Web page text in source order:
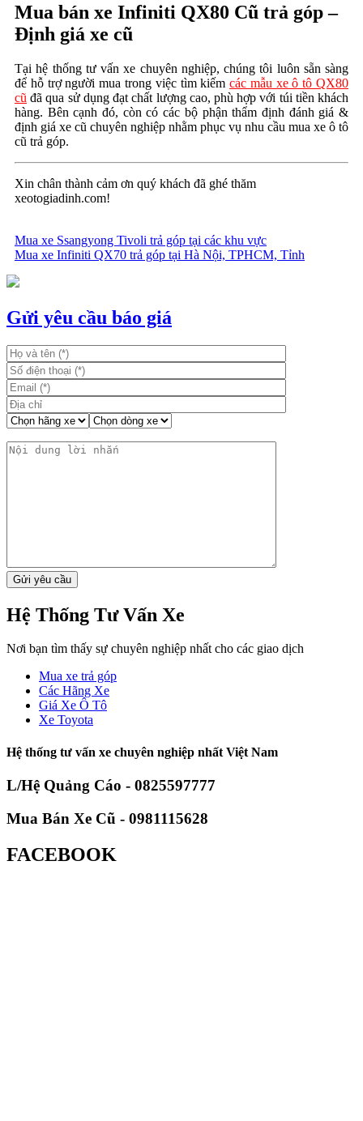
Mua bán xe Infiniti QX80 Cũ trả góp –
Định giá xe cũ
Tại hệ thống tư vấn xe chuyên nghiệp, chúng tôi luôn sẵn sàng
để hỗ trợ người mua trong việc tìm kiếmcác mẫu xe ô tô QX80
cũ đã qua sử dụng đạt chất lượng cao, phù hợp với túi tiền khách
hàng. Bên cạnh đó, còn có các bộ phận thẩm định đánh giá &
định giá xe cũ chuyên nghiệp nhằm phục vụ nhu cầu mua xe ô tô
cũ trả góp.
Xin chân thành cảm ơn quý khách đã ghé thăm
xeotogiadinh.com!
Điều
hướng
viết
Mua xe Ssangyong Tivoli trả góp tại các khu vực
Mua xe Infiniti QX70 trả góp tại Hà Nội, TPHCM, Tỉnh
Gửi yêu cầu báo giá
Hệ Thống Tư Vấn Xe
Nơi bạn tìm thấy sự chuyên nghiệp nhất cho các giao dịch
Mua xe trả góp
Các Hãng Xe
Giá Xe Ô Tô
Xe Toyota
Hệ thống tư vấn xe chuyên nghiệp nhất Việt Nam
L/Hệ Quảng Cáo - 0825597777
Mua Bán Xe Cũ - 0981115628
FACEBOOK